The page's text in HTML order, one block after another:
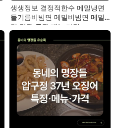
생생정보 결정적한수 메밀냉면
들기름비빔면 메밀비빔면 메밀
면 맛집 특징·메뉴·가격